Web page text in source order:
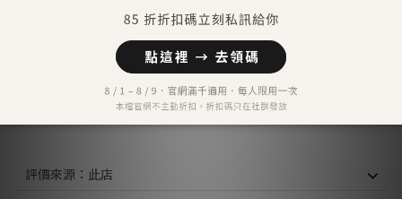
匯款 (台灣脈騰指定帳號)
信用卡分期付款-三期
顧客評價